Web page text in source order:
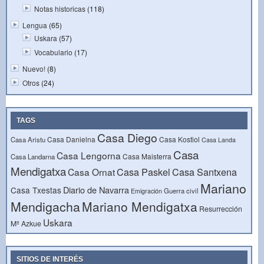
Notas historicas (118)
Lengua (65)
Uskara (57)
Vocabulario (17)
Nuevo! (8)
Otros (24)
TAGS
Casa AristuCasa Danielna Casa Diego Casa Kostiol Casa Landa
Casa LandarnaCasa Lengorna Casa Maisterra Casa
MendigatxaCasa OrnatCasa PaskelCasa Santxena
Casa Txestas Diario de Navarra Emigración Guerra civil Mariano
MendigachaMariano Mendigatxa Resurrección
Mª Azkue Uskara
SITIOS DE INTERÉS